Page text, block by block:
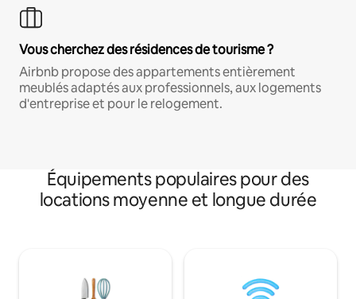
Vous cherchez des résidences de tourisme ?
Airbnb propose des appartements entièrement
meublés adaptés aux professionnels, aux logements
d'entreprise et pour le relogement.
Équipements populaires pour des
locations moyenne et longue durée